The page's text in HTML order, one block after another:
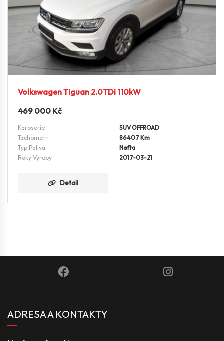
Volkswagen Tiguan 2.0TDi 110kW
469 000 Kč
Karoserie
SUV OFFROAD
Tachometr
86407 Km
Typ Paliva
Nafta
Roky Výroby
2017-03-21
Detail
ADRESA A KONTAKTY